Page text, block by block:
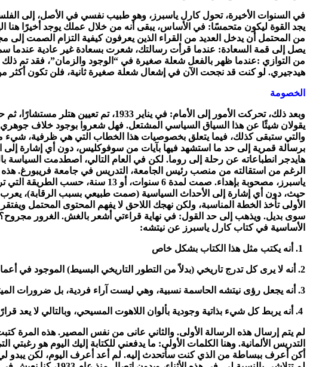
في السنوات الأخيرة، تحول كارل ياسبرز، وهو طبيب نفسي في الأصل، إلى
يجد القوة ليكون متحمسًا: في الأساس، يبقى أنه من خلال عملك يوجد أخيرًا
من المحتمل أن يدخل العديد من القراء الذين يعرفون كيفية التزام الصمت إلى
يصل إلى قمة السعادة: عندما قرأت رسالتك، شعرت بسعادة غير عادية عندما
من التوازي :عندما ظهر بالفعل شعلة صغيرة في “الوجود والزمان”، فقد تم
هيدجيري. لو كنت قد نجحت الآن في إشعال شعلة صغيرة ثانية، فلن تكون أكثر
الخصومة
وبعد ذلك، تحركت الأمور إلى الأمام:
يقولان شيئًا عن هذا السياق السياسي المشتعل. فهل شعروا بوجود خلاف جوهري؟
والتي ستبقى كذلك، فيما يتعلق بخصوصيات هذا الخطاب التي هي ظرفية، شيء
هايدجر انطباعاته عن رحلة إلى روما. لكن في العام التالي، اصطدمت
حيث، دون أي إشارة إلى الأحداث السياسية (صمت طبيعي بسبب الرقابة)،
الأولى تأخذ الخطة المناسبة، ولكن نهجك اللاحق لا يفهم المحتوى المحتمل
الأساسية في كتاب كارل ياسبرز عن نيتشه:
2. أنه لا يرى كل تدرج تاريخي (بدلاً من التطور التاريخي البسيط) الموجود في أعمال نيتشه ويبحث بشكل عشوائي في كتابات شبابه وفي كتابات الفترة المتأخرة عن مقاطع يضعها غايةً لنهاية
3. أنه يجعل رؤى نيتشه الحاسمة نسبية، وهي ليست آراء فردية، بل ضرورات الميتافيزيقا الغربية
التدريس الألمانية. وهنا الكلمات الأولى: ما يدفعني للكتابة إليك اليوم هو
أكن أعرف ببساطة من الذي كنت سأتحدث إليه. لم أعد أعرف اليوم، لكن يبدو